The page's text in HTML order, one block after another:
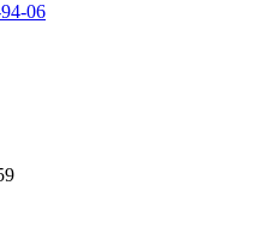
06